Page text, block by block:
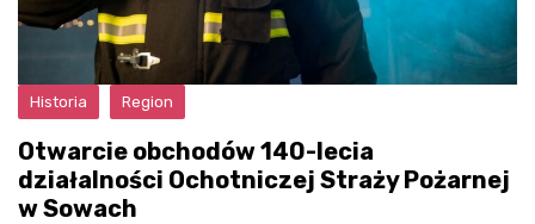
Historia Region
Otwarcie obchodów 140-lecia
działalności Ochotniczej Straży Pożarnej
w Sowach